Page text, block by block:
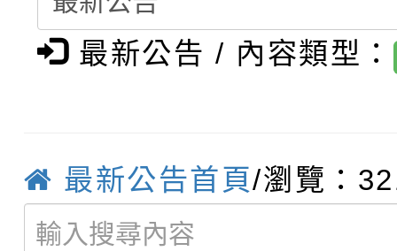
結果(第12招)
賽及師生本土語及新住
賽實施要點
轉知：「桃園市115學
比賽實施要點」
轉知：「115年金融知
城市手牽手，綠能透明
畫影片一案
轉知：「115學年度全
劇比賽實施要點」及修
轉知：桃園市115年度
最新公告 / 內容類型：
最新公告首頁/瀏覽：